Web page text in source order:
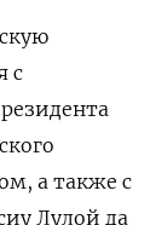
с
а также с
Лулой да